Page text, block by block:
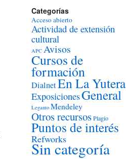
Categorías
Acceso abierto
Actividad de extensión
cultural
APC Avisos
Cursos de
formación
DialnetEn La Yutera
ExposicionesGeneral
Leganto Mendeley
Otros recursosPlagio
Puntos de interés
Refworks
Sin categoría